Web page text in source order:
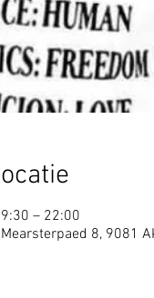
– 22:00
8, 9081